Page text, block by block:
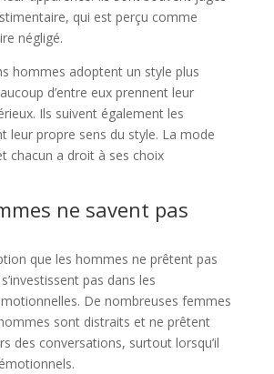
qui est perçu comme
négligé.
hommes adoptent un style plus
d’entre eux prennent leur
Ils suivent également les
leur propre sens du style. La mode
chacun a droit à ses choix
ne savent pas
que les hommes ne prêtent pas
pas dans les
De nombreuses femmes
sont distraits et ne prêtent
des conversations, surtout lorsqu’il